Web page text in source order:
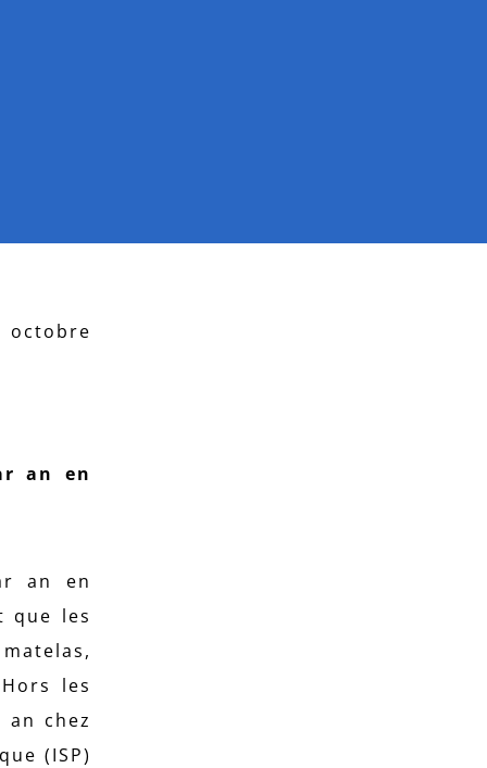
octobre
an en
an en
que les
les
chez
(ISP)